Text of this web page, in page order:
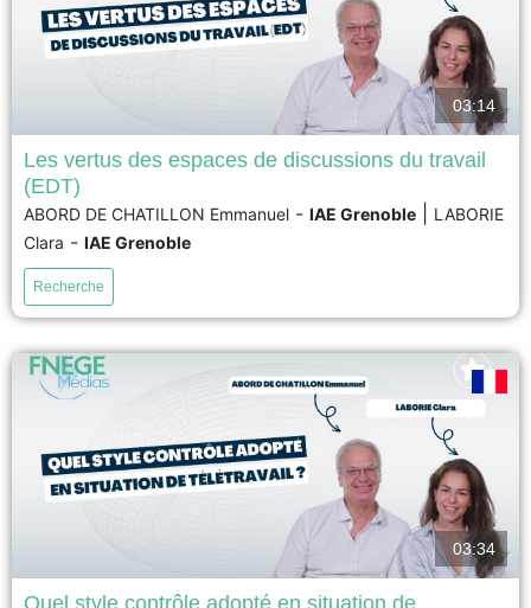
Le télétravail est un mode d’organisation désormais largement répandu.
Néanmoins, il peut s’avérer néfaste pour les télétravailleurs, notamment en
appauvrissant leurs échanges et en nuisant à leur santé, à leur
performance et à leur implication. Pour remédier à ces risques et favoriser
une communication constructive en situation de télétravail, le...
voir
03:14
Les vertus des espaces de discussions du travail
(EDT)
ABORD DE CHATILLON Emmanuel - IAE Grenoble
LABORIE
Clara - IAE Grenoble
Recherche
03:34
Quel style contrôle adopté en situation de